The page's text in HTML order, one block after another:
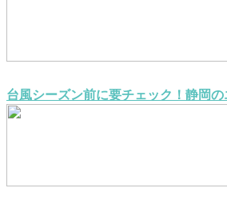
台風シーズン前に要チェック！静岡